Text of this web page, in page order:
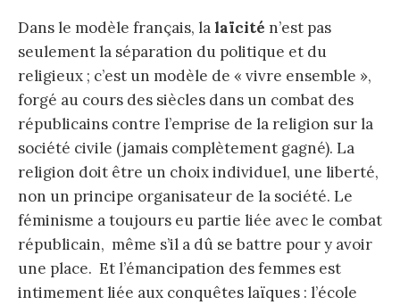
Dans le modèle français, la laïcité n’est pas
seulement la séparation du politique et du
religieux ; c’est un modèle de « vivre ensemble »,
forgé au cours des siècles dans un combat des
républicains contre l’emprise de la religion sur la
société civile (jamais complètement gagné). La
religion doit être un choix individuel, une liberté,
non un principe organisateur de la société. Le
féminisme a toujours eu partie liée avec le combat
républicain, même s’il a dû se battre pour y avoir
une place. Et l’émancipation des femmes est
intimement liée aux conquêtes laïques : l’école